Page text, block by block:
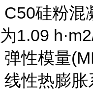
C50硅粉混
为1.09
弹性模量
线性热膨